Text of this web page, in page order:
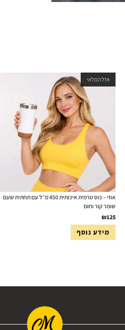
אזל המלאי
אוזי – כוס טרמית איכותית 450 מ״ל עם תחתית שעם
שומר קור וחום
₪125
מידע נוסף